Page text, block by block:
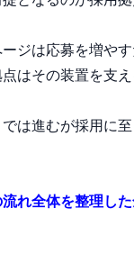
ジは応募を増や
はその装置を支え
は進むが採用に
流れ全体を整理し